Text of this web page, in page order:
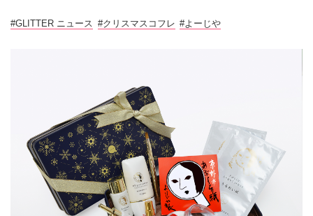
#GLITTER ニュース #クリスマスコフレ #よーじや